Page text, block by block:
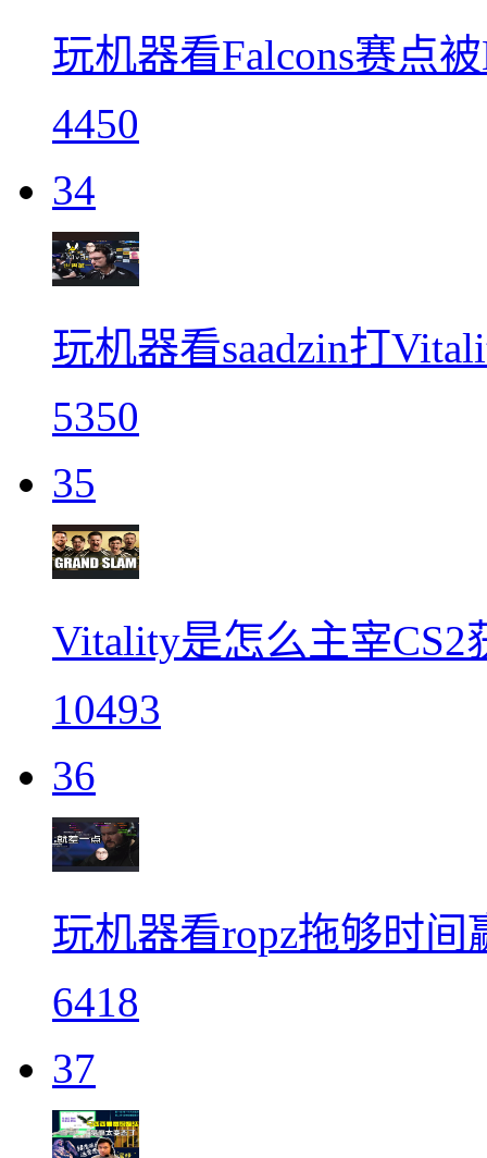
玩机器看Falcons赛点
4450
34
玩机器看saadzin打
5350
35
Vitality是怎么主宰CS2
10493
36
玩机器看ropz拖够时间
6418
37